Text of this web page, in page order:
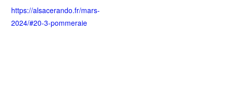
https://alsacerando.fr/mars-
2024/#20-3-pommeraie